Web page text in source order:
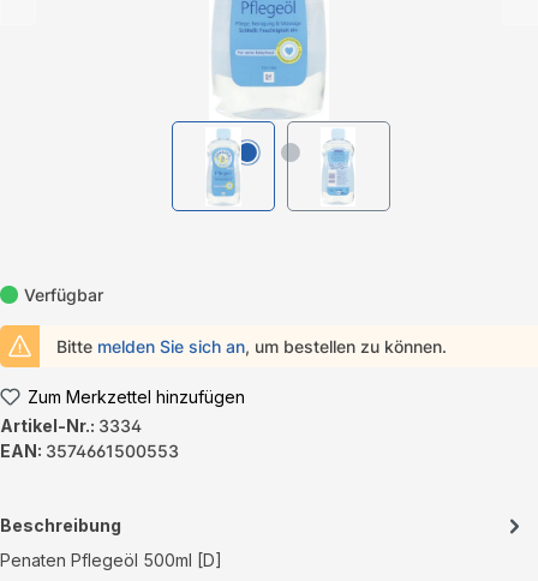
Verfügbar
Bitte melden Sie sich an, um bestellen zu können.
Zum Merkzettel hinzufügen
Artikel-Nr.: 3334
EAN: 3574661500553
Beschreibung
Penaten Pflegeöl 500ml [D]